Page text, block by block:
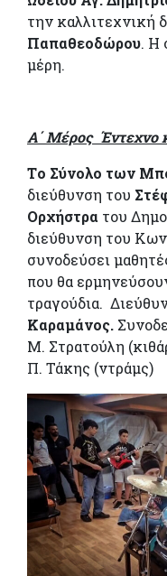
την καλλιτεχνική
Παπαθεοδώρου. Η
μέρη.
Α΄ Μέρος Έντεχνο
Tο Σύνολο των
διεύθυνση του
Ορχήστρα του
διεύθυνση του
συνοδεύσει
που θα
τραγούδια.
Καραμάνος.
Μ. Στρατούλη
Π. Τάκης (ντράμς)